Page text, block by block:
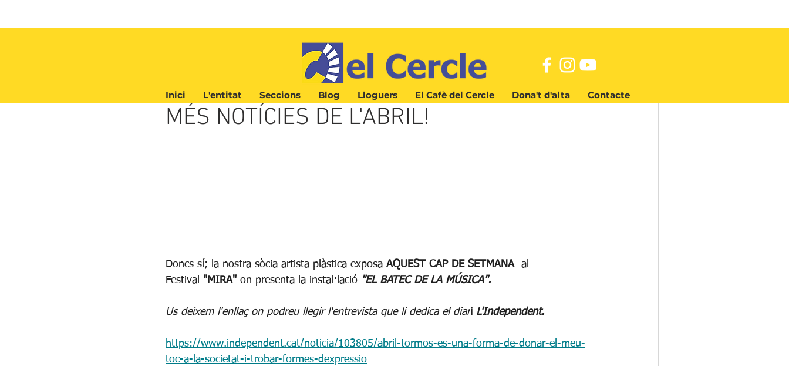
MÉS NOTÍCIES DE L'ABRIL!
26 ene 1 min de lectura
Doncs sí; la nostra sòcia artista plàstica exposa AQUEST CAP DE SETMANA al
Festival "MIRA" on presenta la instal·lació "EL BATEC DE LA MÚSICA".
Us deixem l'enllaç on podreu llegir l'entrevista que li dedica el diari L'Independent.
https://www.independent.cat/noticia/103805/abril-tormos-es-una-forma-de-donar-el-meu-
toc-a-la-societat-i-trobar-formes-dexpressio
Inici L'entitat Seccions Blog Lloguers El Cafè del Cercle Dona't d'alta Contacte